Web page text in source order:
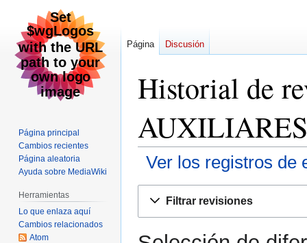
Historial de
Ver los registros de
navegación
búsqueda
Filtrar revisiones
Página Discusión
Página principal
Cambios recientes
Página aleatoria
Ayuda sobre MediaWiki
Herramientas
Lo que enlaza aquí
Cambios relacionados
Atom